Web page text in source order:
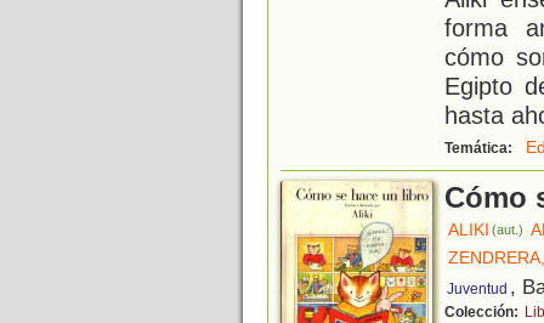
forma
cómo
Egipto
hasta
Temática:
Cómo
ALIKI (aut.)
Juventud ,
Colección: